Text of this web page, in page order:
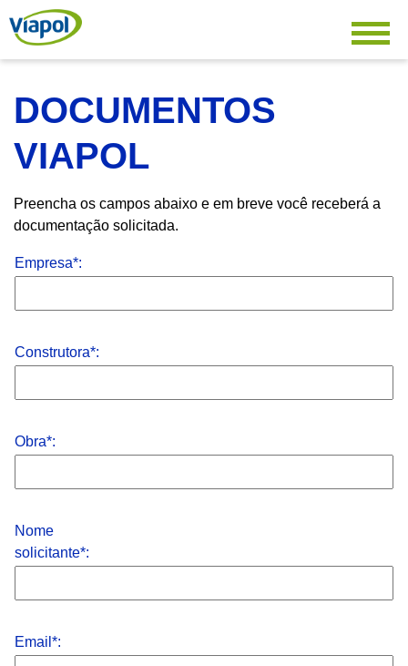
DOCUMENTOS
VIAPOL
Preencha os campos abaixo e em breve você receberá a
documentação solicitada.
Empresa*:
Construtora*:
Obra*:
Nome
solicitante*:
Email*: